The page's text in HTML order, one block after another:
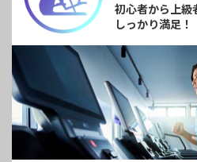
初心者から上級
しっかり満足！